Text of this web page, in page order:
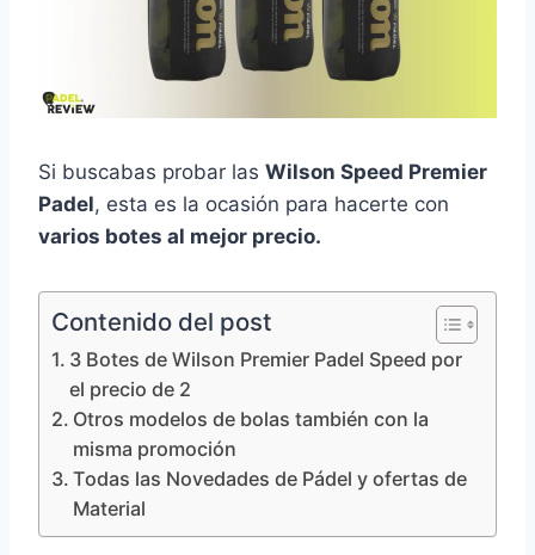
Si buscabas probar las Wilson Speed Premier
Padel, esta es la ocasión para hacerte con
varios botes al mejor precio.
Contenido del post
3 Botes de Wilson Premier Padel Speed por
el precio de 2
Otros modelos de bolas también con la
misma promoción
Todas las Novedades de Pádel y ofertas de
Material